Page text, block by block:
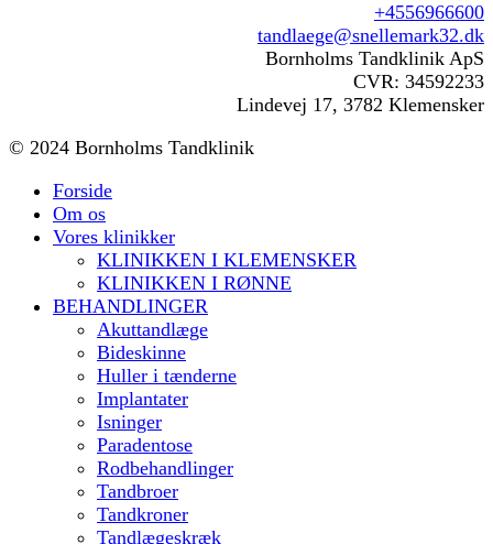
+4556966600
tandlaege@snellemark32.dk
Bornholms Tandklinik ApS
CVR: 34592233
Lindevej 17, 3782 Klemensker
© 2024 Bornholms Tandklinik
Forside
Om os
Vores klinikker
KLINIKKEN I KLEMENSKER
KLINIKKEN I RØNNE
BEHANDLINGER
Akuttandlæge
Bideskinne
Huller i tænderne
Implantater
Isninger
Paradentose
Rodbehandlinger
Tandbroer
Tandkroner
Tandlægeskræk